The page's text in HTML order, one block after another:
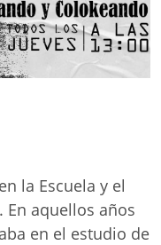
la Escuela y el
En aquellos años
en el estudio de